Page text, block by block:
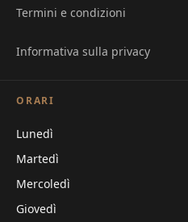
Termini e condizioni
Informativa sulla privacy
ORARI
Lunedì
Martedì
Mercoledì
Giovedì